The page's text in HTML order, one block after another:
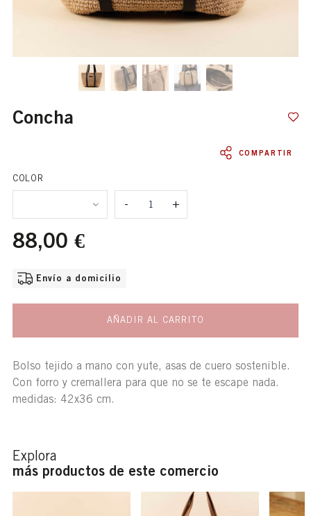
concha
COMPARTIR
COLOR
- +
88,00 €
OPCIONES DE ENVÍO DISPONIBLE
Envío a domicilio
AÑADIR AL CARRITO
Bolso tejido a mano con yute, asas de cuero sostenible.
Con forro y cremallera para que no se te escape nada.
medidas: 42x36 cm.
Explora
más productos de este comercio